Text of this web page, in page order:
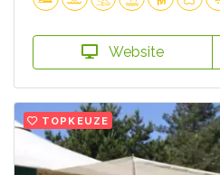
Website
TOPKEUZE